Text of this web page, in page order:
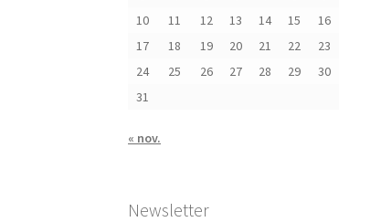
10
11 12 13 14 15
16
17
18 19 20 21 22
23
24
25 26 27 28 29
30
31
« nov.
Newsletter